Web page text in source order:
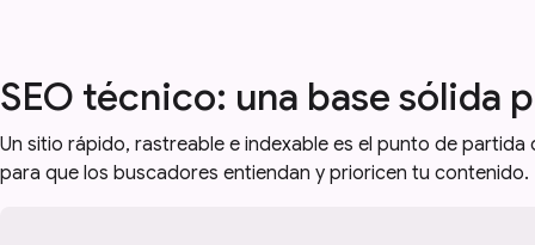
SEO técnico: una base sólida
Un sitio rápido, rastreable e indexable es el punto de
para que los buscadores entiendan y prioricen tu contenido.